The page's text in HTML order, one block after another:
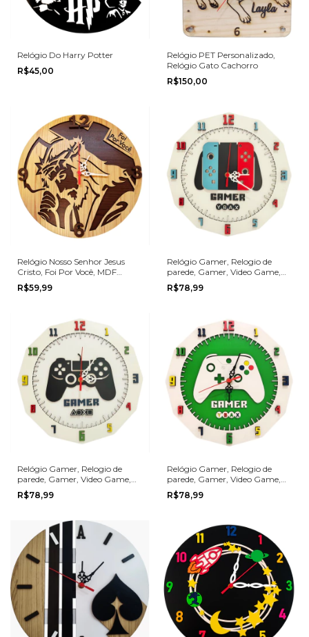
Relógio Do Harry Potter
R$45,00
Relógio PET Personalizado,
Relógio Gato Cachorro
R$150,00
Relógio Nosso Senhor Jesus
Cristo, Foi Por Você, MDF
30cm
R$59,99
Relógio Gamer, Relogio de
parede, Gamer, Video Game,
MOD03
R$78,99
Relógio Gamer, Relogio de
parede, Gamer, Video Game,
MOD02
R$78,99
Relógio Gamer, Relogio de
parede, Gamer, Video Game,
MOD01
R$78,99